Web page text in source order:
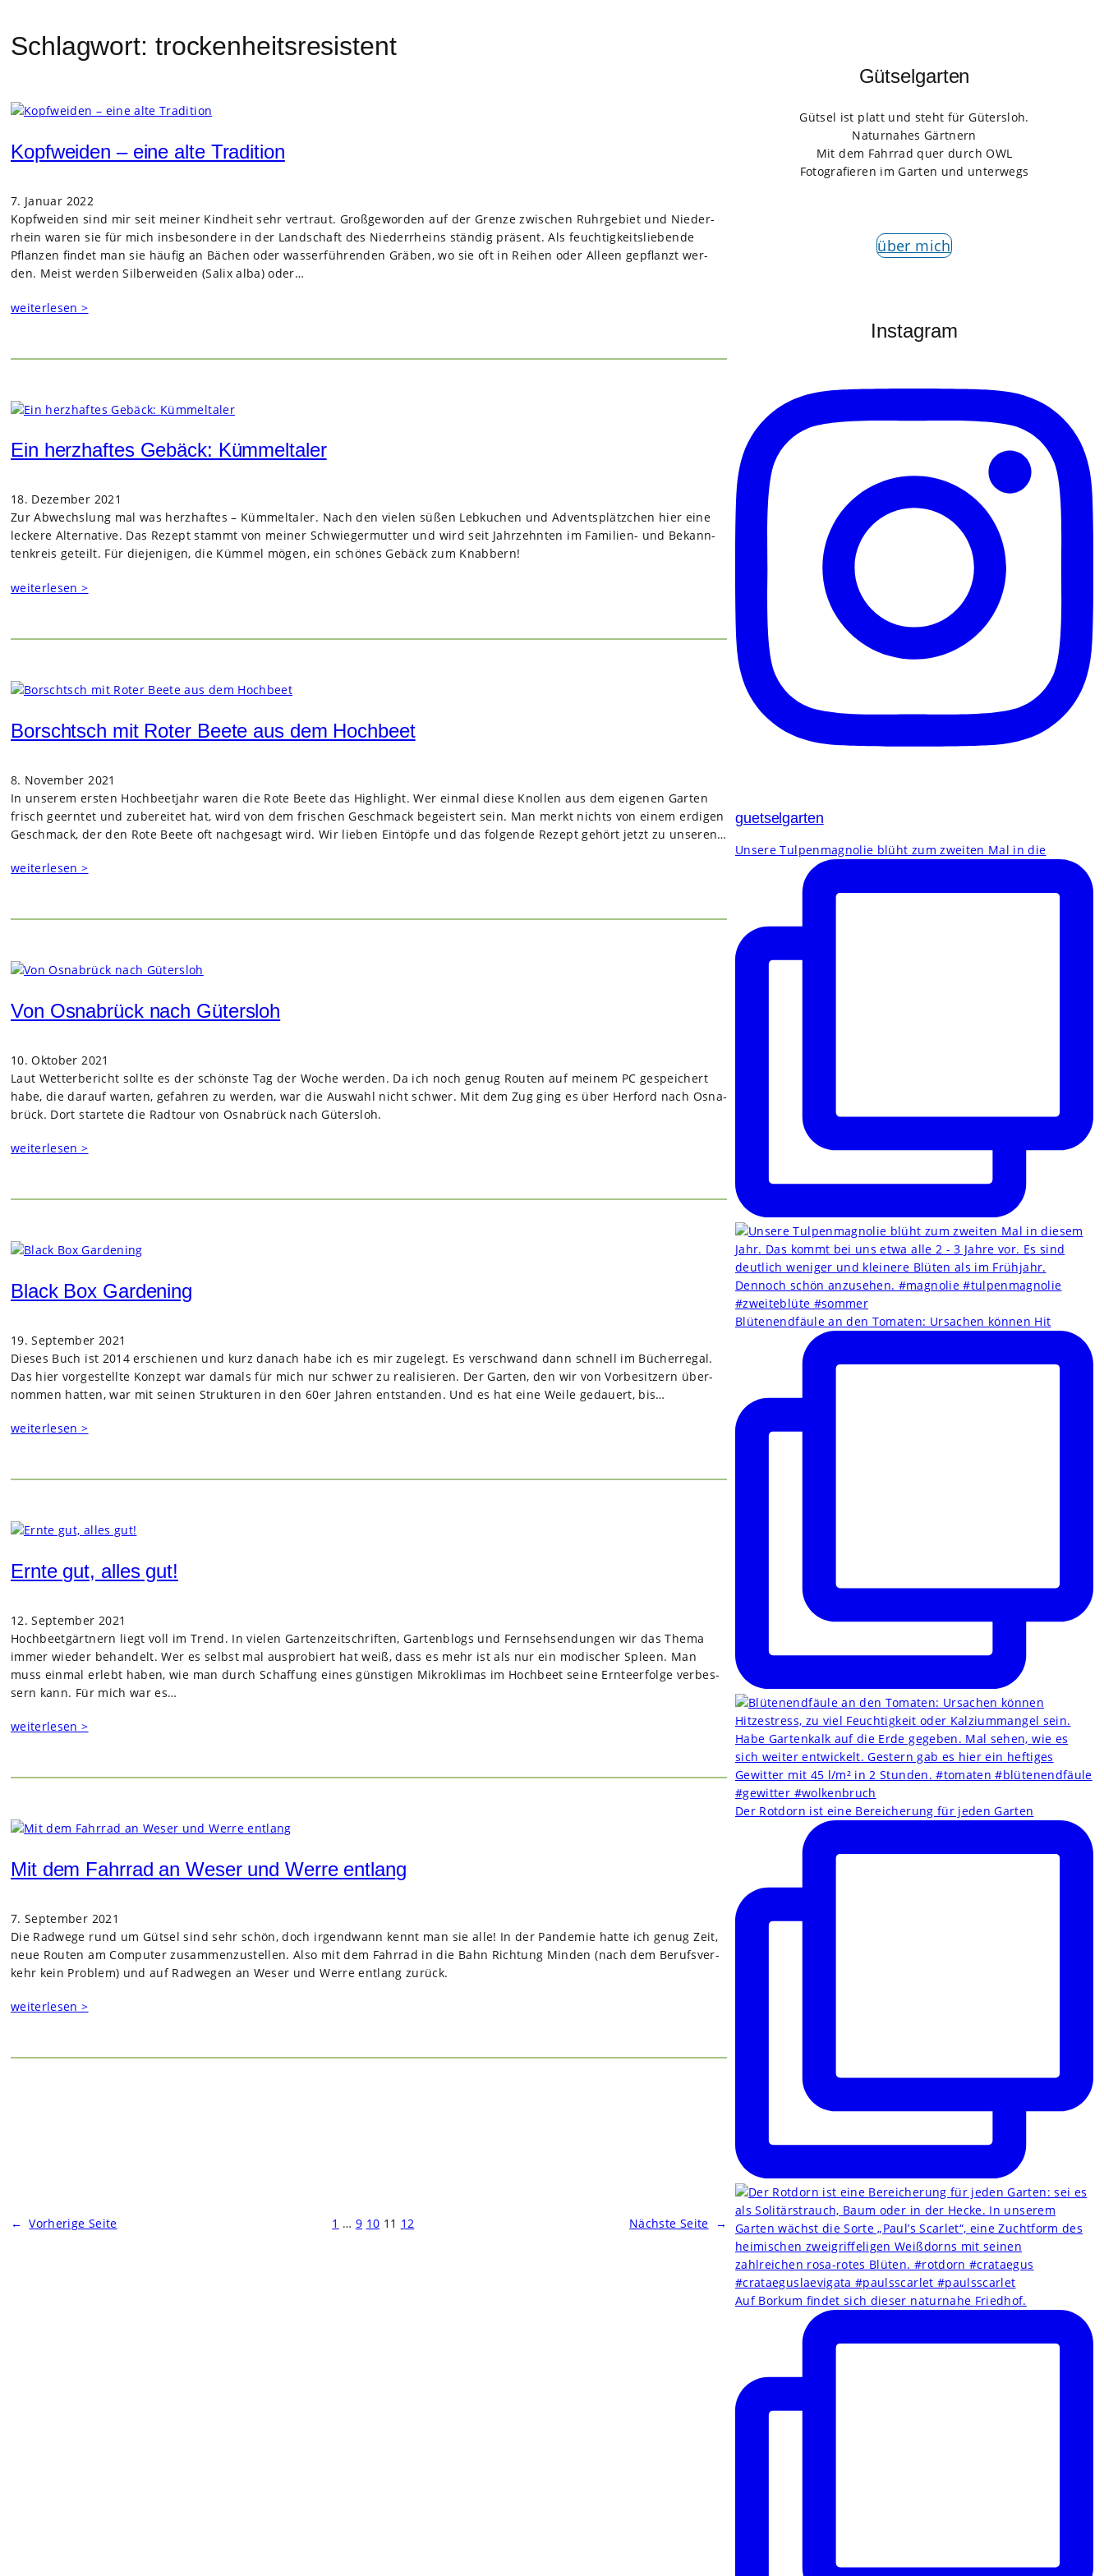
Schlagwort: trockenheitsresistent
Kopfweiden – eine alte Tradition
7. Januar 2022
Kopf­wei­den sind mir seit mei­ner Kind­heit sehr ver­traut. Groß­ge­wor­den auf der Grenze zwi­schen Ruhr­ge­biet und Nie­der­
rhein waren sie für mich ins­be­son­dere in der Land­schaft des Nie­der­rheins stän­dig prä­sent. Als feuch­tig­keits­lie­bende
Pflan­zen fin­det man sie häu­fig an Bächen oder was­ser­füh­ren­den Grä­ben, wo sie oft in Rei­hen oder Alleen gepflanzt wer­
den. Meist wer­den Sil­ber­wei­den (Salix alba) oder…
weiterlesen >
Ein herzhaftes Gebäck: Kümmeltaler
18. Dezember 2021
Zur Abwechs­lung mal was herz­haf­tes – Küm­mel­ta­ler. Nach den vie­len süßen Leb­ku­chen und Advents­plätz­chen hier eine
leckere Alter­na­tive. Das Rezept stammt von mei­ner Schwie­ger­mut­ter und wird seit Jahr­zehn­ten im Fami­lien- und Bekann­
ten­kreis geteilt. Für die­je­ni­gen, die Küm­mel mögen, ein schö­nes Gebäck zum Knab­bern!
weiterlesen >
Borschtsch mit Roter Beete aus dem Hochbeet
8. November 2021
In unse­rem ers­ten Hoch­beet­jahr waren die Rote Beete das High­light. Wer ein­mal diese Knol­len aus dem eige­nen Gar­ten
frisch geern­tet und zube­rei­tet hat, wird von dem fri­schen Geschmack begeis­tert sein. Man merkt nichts von einem erdi­gen
Geschmack, der den Rote Beete oft nach­ge­sagt wird. Wir lie­ben Ein­töpfe und das fol­gende Rezept gehört jetzt zu unse­ren…
weiterlesen >
Von Osnabrück nach Gütersloh
10. Oktober 2021
Laut Wet­ter­be­richt sollte es der schönste Tag der Woche wer­den. Da ich noch genug Rou­ten auf mei­nem PC gespei­chert
habe, die dar­auf war­ten, gefah­ren zu wer­den, war die Aus­wahl nicht schwer. Mit dem Zug ging es über Her­ford nach Osna­
brück. Dort star­tete die Rad­tour von Osna­brück nach Güters­loh.
weiterlesen >
Black Box Gardening
19. September 2021
Die­ses Buch ist 2014 erschie­nen und kurz danach habe ich es mir zuge­legt. Es ver­schwand dann schnell im Bücher­re­gal.
Das hier vor­ge­stellte Kon­zept war damals für mich nur schwer zu rea­li­sie­ren. Der Gar­ten, den wir von Vor­be­sit­zern über­
nom­men hat­ten, war mit sei­nen Struk­tu­ren in den 60er Jah­ren ent­stan­den. Und es hat eine Weile gedau­ert, bis…
weiterlesen >
Ernte gut, alles gut!
12. September 2021
Hoch­beet­gärt­nern liegt voll im Trend. In vie­len Gar­ten­zeit­schrif­ten, Gar­ten­blogs und Fern­seh­sen­dun­gen wir das Thema
immer wie­der behan­delt. Wer es selbst mal aus­pro­biert hat weiß, dass es mehr ist als nur ein modi­scher Spleen. Man
muss ein­mal erlebt haben, wie man durch Schaf­fung eines güns­ti­gen Mikro­kli­mas im Hoch­beet seine Ern­te­er­folge ver­bes­
sern kann. Für mich war es…
weiterlesen >
Mit dem Fahrrad an Weser und Werre entlang
7. September 2021
Die Rad­wege rund um Gütsel sind sehr schön, doch irgend­wann kennt man sie alle! In der Pan­de­mie hatte ich genug Zeit,
neue Rou­ten am Com­pu­ter zusam­men­zu­stel­len. Also mit dem Fahr­rad in die Bahn Rich­tung Min­den (nach dem Berufs­ver­
kehr kein Pro­blem) und auf Rad­we­gen an Weser und Werre ent­lang zurück.
weiterlesen >
← Vorherige Seite 1 … 9 10 11 12 Nächste Seite →
Gütselgarten
Gütsel ist platt und steht für Gütersloh.
Naturnahes Gärtnern
Mit dem Fahrrad quer durch OWL
Fotografieren im Garten und unterwegs
über mich
Instagram
guetselgarten
Unsere Tulpenmagnolie blüht zum zweiten Mal in die
Blütenendfäule an den Tomaten: Ursachen können Hit
Der Rotdorn ist eine Bereicherung für jeden Garten
Auf Borkum findet sich dieser naturnahe Friedhof.